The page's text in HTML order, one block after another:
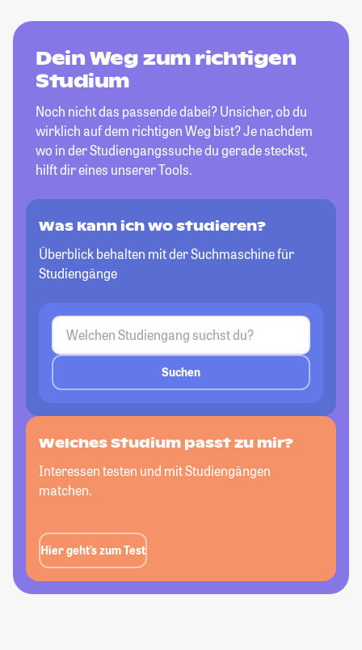
Dein Weg zum richtigen
Studium
Noch nicht das passende dabei? Unsicher, ob du
wirklich auf dem richtigen Weg bist? Je nachdem
wo in der Studiengangssuche du gerade steckst,
hilft dir eines unserer Tools.
Was kann ich wo studieren?
Überblick behalten mit der Suchmaschine für
Studiengänge
Suchen
Welches Studium passt zu mir?
Interessen testen und mit Studiengängen
matchen.
Hier geht’s zum Test